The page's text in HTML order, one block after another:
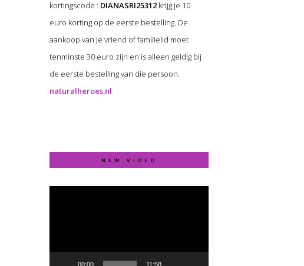
kortingscode : DIANASRI25312 krijg je 10
euro korting op de eerste bestelling. De
aankoop van je vriend of familielid moet
tenminste 30 euro zijn en is alleen geldig bij
de eerste bestelling van die persoon.
naturalheroes.nl
NEW VIDEO
Video
00:00 11:58